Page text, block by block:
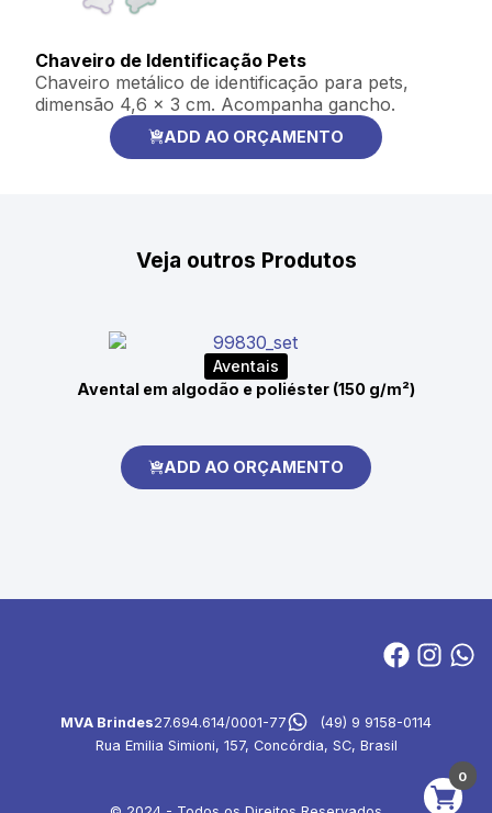
Chaveiro de Identificação Pets
Chaveiro metálico de identificação para pets,
dimensão 4,6 x 3 cm. Acompanha gancho.
ADD AO ORÇAMENTO
Veja outros Produtos
Aventais
Avental em algodão e poliéster (150 g/m²)
ADD AO ORÇAMENTO
MVA Brindes27.694.614/0001-77
(49) 9 9158-0114
Rua Emilia Simioni, 157, Concórdia, SC, Brasil
0